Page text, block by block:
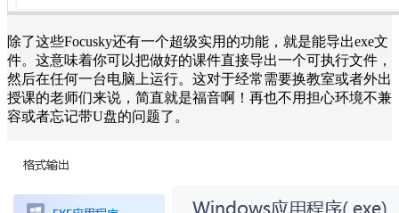
除了这些Focusky还有一个超级实用的功能，就是能导出exe文
件。这意味着你可以把做好的课件直接导出一个可执行文件，
然后在任何一台电脑上运行。这对于经常需要换教室或者外出
授课的老师们来说，简直就是福音啊！再也不用担心环境不兼
容或者忘记带U盘的问题了。